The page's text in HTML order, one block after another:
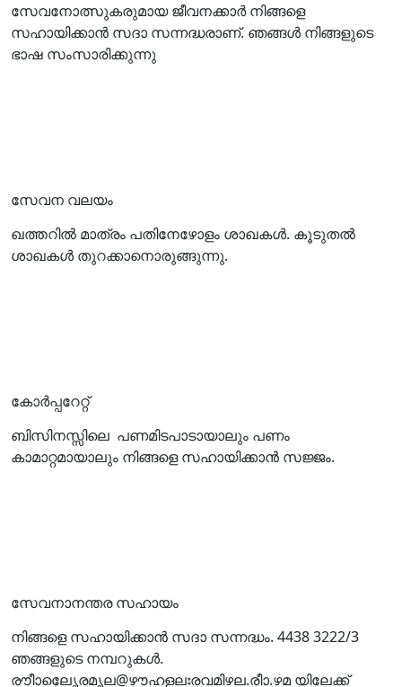
സേവനോത്സുകരുമായ ജീവനക്കാര്‍ നിങ്ങളെ
സഹായിക്കാന്‍ സദാ സന്നദ്ധരാണ്. ഞങ്ങള്‍ നിങ്ങളുടെ
ഭാഷ സംസാരിക്കുന്നു
സേവന വലയം
ഖത്തറില്‍ മാത്രം പതിനേഴോളം ശാഖകള്‍. കൂടുതല്‍
ശാഖകള്‍ തുറക്കാനൊരുങ്ങുന്നു.
കോര്‍പ്പറേറ്റ്
ബിസിനസ്സിലെ പണമിടപാടായാലും പണം
കാമാറ്റമായാലും നിങ്ങളെ സഹായിക്കാന്‍ സജ്ജം.
സേവനാനന്തര സഹായം
നിങ്ങളെ സഹായിക്കാന്‍ സദാ സന്നദ്ധം. 4438 3222/3
ഞങ്ങളുടെ നമ്പറുകള്‍.
രൗീാലെേൃരമൃല@ഴൗഹളലഃരവമിഴല.രീാ.ഴമ യിലേക്ക്